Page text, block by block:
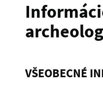
VŠEOBECNÉ